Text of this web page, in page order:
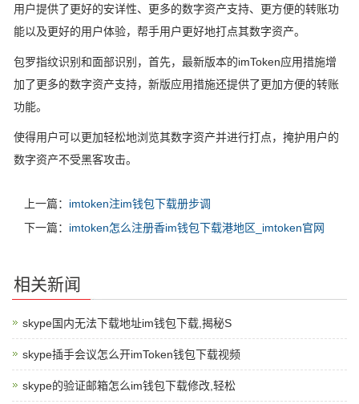
用户提供了更好的安详性、更多的数字资产支持、更方便的转账功
能以及更好的用户体验，帮手用户更好地打点其数字资产。
包罗指纹识别和面部识别，首先，最新版本的imToken应用措施增
加了更多的数字资产支持，新版应用措施还提供了更加方便的转账
功能。
使得用户可以更加轻松地浏览其数字资产并进行打点，掩护用户的
数字资产不受黑客攻击。
上一篇： imtoken注im钱包下载册步调
下一篇： imtoken怎么注册香im钱包下载港地区_imtoken官网
相关新闻
skype国内无法下载地址im钱包下载,揭秘S
skype插手会议怎么开imToken钱包下载视频
skype的验证邮箱怎么im钱包下载修改,轻松